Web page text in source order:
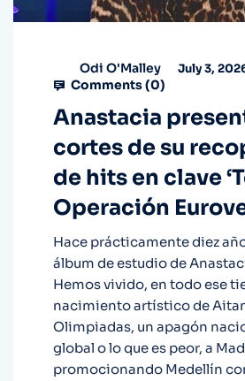
Odi O'Malley July 3,
Comments (0)
Anastacia
cortes de su
de hits en clave
Operación
Hace prácticamente diez
álbum de estudio de
Hemos vivido, en todo ese
nacimiento artístico de
Olimpiadas, un apagón
global o lo que es peor, a
promocionando Medellín